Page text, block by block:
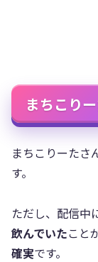
まちこり
まちこりーたさ
す。
ただし、配信中
飲んでいたこと
確実です。